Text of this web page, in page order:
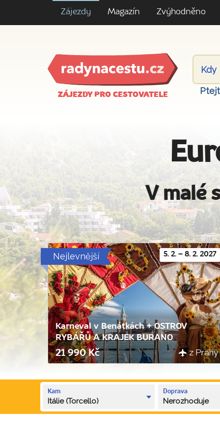
Zájezdy Magazín Zvýhodněno
ZÁJEZDY PRO CESTOVATELE
V malé
5. 2. – 8. 2. 2027
Nejlevnější
Karneval v Benátkách + OSTROV
RYBÁŘŮ A KRAJEK BURANO
21 990 Kč z Prahy
Kam
Itálie (Torcello)
Doprava
Nerozhoduje